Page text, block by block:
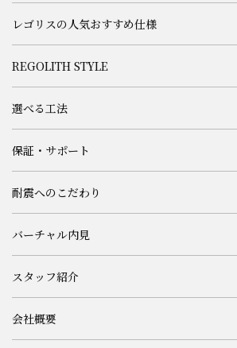
レゴリスの人気おすすめ仕様
REGOLITH STYLE
選べる工法
保証・サポート
耐震へのこだわり
バーチャル内見
スタッフ紹介
会社概要